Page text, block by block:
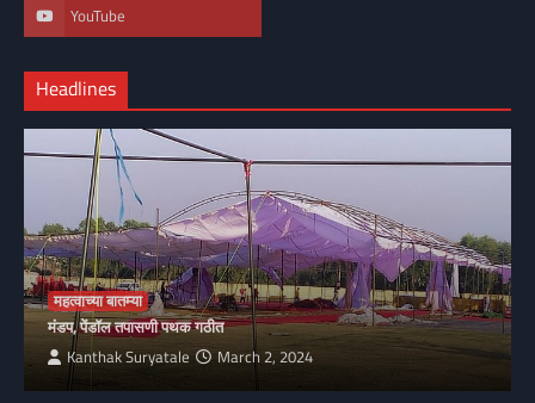
YouTube
Headlines
महत्वाच्या बातम्या
मंडप, पेंडॉल तपासणी पथक गठीत
Kanthak Suryatale March 2, 2024